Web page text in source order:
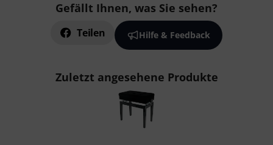
Gefällt Ihnen, was Sie sehen?
Teilen Hilfe & Feedback
Zuletzt angesehene Produkte